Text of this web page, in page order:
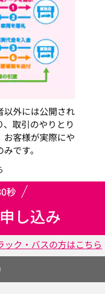
以外には公開され
取引のやりとり
お客様が実際にや
です。
秒
し込み
ク・バスの方はこちら